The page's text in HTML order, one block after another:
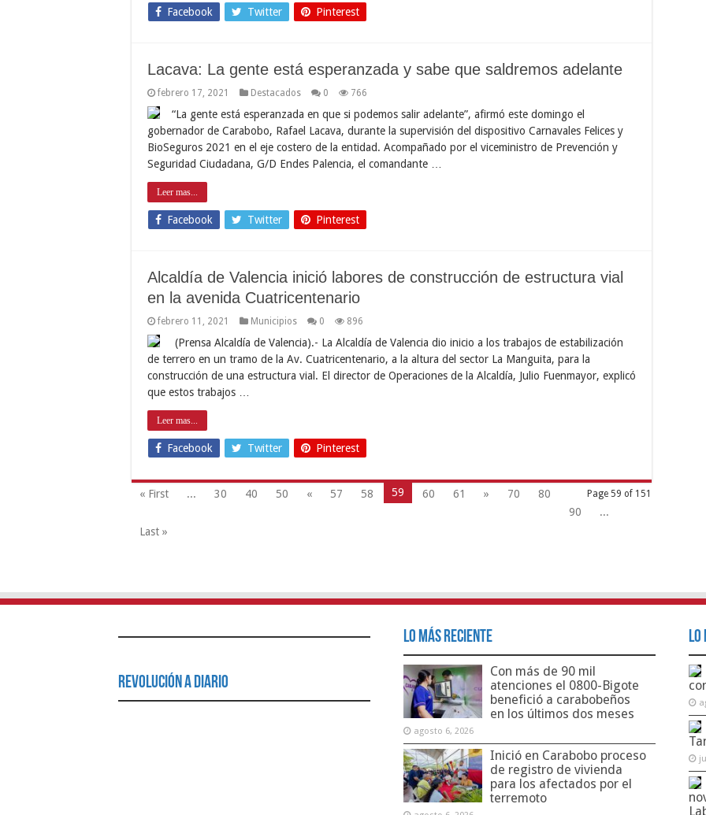
Facebook Twitter Pinterest
Lacava: La gente está esperanzada y sabe que saldremos adelante
febrero 17, 2021 Destacados 0 766
“La gente está esperanzada en que si podemos salir adelante”, afirmó este domingo el
gobernador de Carabobo, Rafael Lacava, durante la supervisión del dispositivo Carnavales Felices y
BioSeguros 2021 en el eje costero de la entidad. Acompañado por el viceministro de Prevención y
Seguridad Ciudadana, G/D Endes Palencia, el comandante …
Leer mas...
Facebook Twitter Pinterest
Alcaldía de Valencia inició labores de construcción de estructura vial
en la avenida Cuatricentenario
febrero 11, 2021 Municipios 0 896
(Prensa Alcaldía de Valencia).- La Alcaldía de Valencia dio inicio a los trabajos de estabilización
de terrero en un tramo de la Av. Cuatricentenario, a la altura del sector La Manguita, para la
construcción de una estructura vial. El director de Operaciones de la Alcaldía, Julio Fuenmayor, explicó
que estos trabajos …
Leer mas...
Facebook Twitter Pinterest
Page 59 of 151
« First ... 30 40 50 « 57 58 59 60 61 » 70
80
90
...
Last »
Revolución a Diario
Lo Más Reciente
Con más de 90 mil
atenciones el 0800-Bigote
benefició a carabobeños
en los últimos dos meses
agosto 6, 2026
Inició en Carabobo proceso
de registro de vivienda
para los afectados por el
terremoto